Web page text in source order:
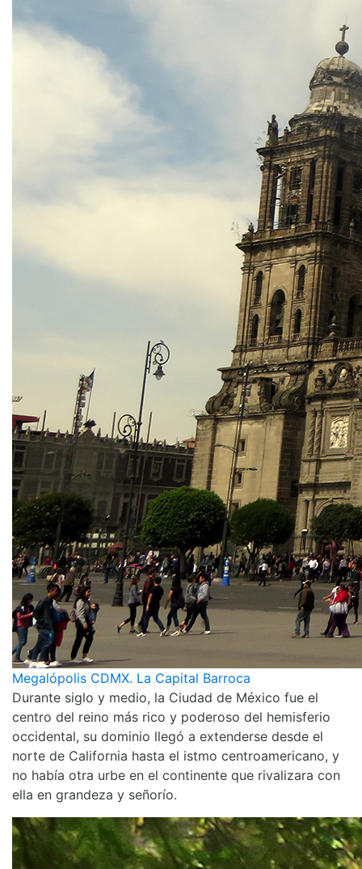
Megalópolis CDMX. La Capital Barroca
Durante siglo y medio, la Ciudad de México fue el
centro del reino más rico y poderoso del hemisferio
occidental, su dominio llegó a extenderse desde el
norte de California hasta el istmo centroamericano, y
no había otra urbe en el continente que rivalizara con
ella en grandeza y señorío.